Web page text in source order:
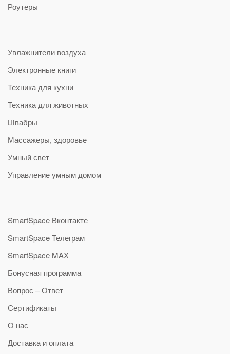
Роутеры
Увлажнители воздуха
Электронные книги
Техника для кухни
Техника для животных
Швабры
Массажеры, здоровье
Умный свет
Управление умным домом
SmartSpace Вконтакте
SmartSpace Телеграм
SmartSpace MAX
Бонусная программа
Вопрос – Ответ
Сертификаты
О нас
Доставка и оплата